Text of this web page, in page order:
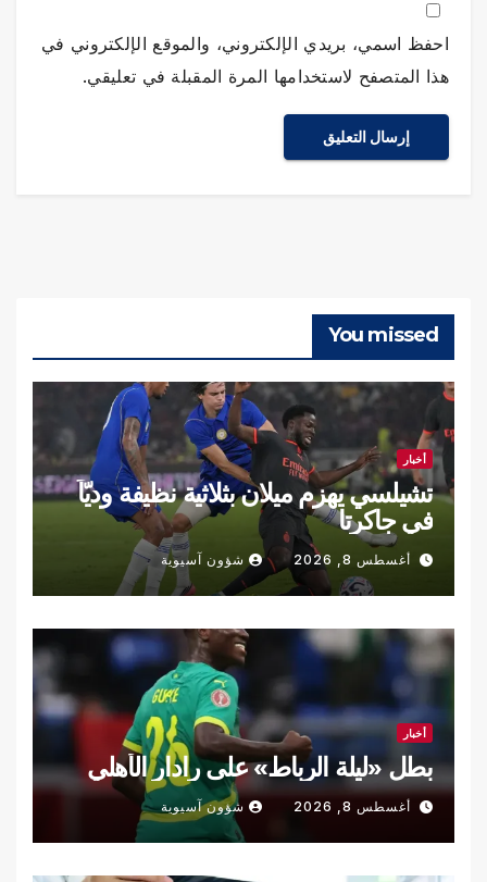
احفظ اسمي، بريدي الإلكتروني، والموقع الإلكتروني في
هذا المتصفح لاستخدامها المرة المقبلة في تعليقي.
You missed
أخبار
تشيلسي يهزم ميلان بثلاثية نظيفة وديّاً
في جاكرتا
أغسطس 8, 2026 شؤون آسيوية
أخبار
بطل «ليلة الرباط» على رادار الأهلي
أغسطس 8, 2026 شؤون آسيوية